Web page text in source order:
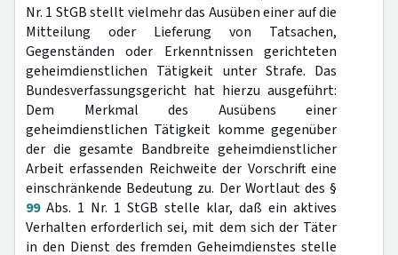
Nr. 1 StGB stellt vielmehr das Ausüben einer auf die
Mitteilung oder Lieferung von Tatsachen,
Gegenständen oder Erkenntnissen gerichteten
geheimdienstlichen Tätigkeit unter Strafe. Das
Bundesverfassungsgericht hat hierzu ausgeführt:
Dem Merkmal des Ausübens einer
geheimdienstlichen Tätigkeit komme gegenüber
der die gesamte Bandbreite geheimdienstlicher
Arbeit erfassenden Reichweite der Vorschrift eine
einschränkende Bedeutung zu. Der Wortlaut des §
99Abs. 1 Nr. 1 StGB stelle klar, daß ein aktives
Verhalten erforderlich sei, mit dem sich der Täter
in den Dienst des fremden Geheimdienstes stelle